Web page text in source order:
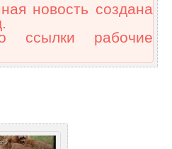
новость создана
ссылки рабочие